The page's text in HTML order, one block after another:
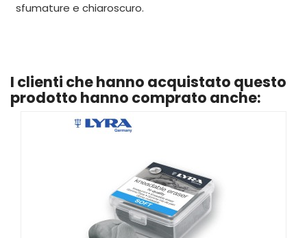
sfumature e chiaroscuro.
I clienti che hanno acquistato questo
prodotto hanno comprato anche: